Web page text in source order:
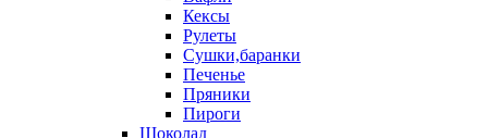
Кексы
Рулеты
Сушки,баранки
Печенье
Пряники
Пироги
Шоколад